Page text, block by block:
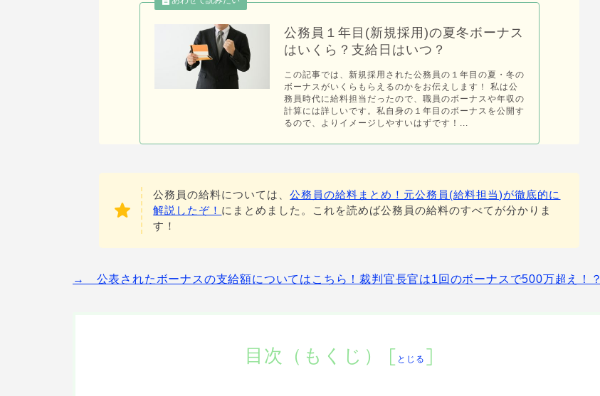
公務員１年目(新規採用)の夏冬ボーナス
はいくら？支給日はいつ？
この記事では、新規採用された公務員の１年目の夏・冬の
ボーナスがいくらもらえるのかをお伝えします！ 私は公
務員時代に給料担当だったので、職員のボーナスや年収の
計算には詳しいです。私自身の１年目のボーナスを公開す
るので、よりイメージしやすいはずです！...
公務員の給料については、公務員の給料まとめ！元公務員(給料担当)が徹底的に
解説したぞ！ にまとめました。これを読めば公務員の給料のすべてが分かりま
す！
→ 公表されたボーナスの支給額についてはこちら！裁判官長官は1回のボーナスで500万超え！？
目次（もくじ） [ とじる ]